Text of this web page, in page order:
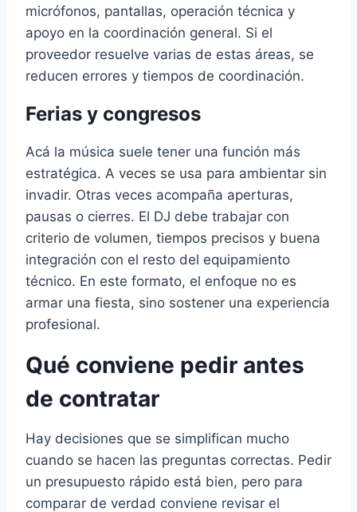
micrófonos, pantallas, operación técnica y
apoyo en la coordinación general. Si el
proveedor resuelve varias de estas áreas, se
reducen errores y tiempos de coordinación.
Ferias y congresos
Acá la música suele tener una función más
estratégica. A veces se usa para ambientar sin
invadir. Otras veces acompaña aperturas,
pausas o cierres. El DJ debe trabajar con
criterio de volumen, tiempos precisos y buena
integración con el resto del equipamiento
técnico. En este formato, el enfoque no es
armar una fiesta, sino sostener una experiencia
profesional.
Qué conviene pedir antes
de contratar
Hay decisiones que se simplifican mucho
cuando se hacen las preguntas correctas. Pedir
un presupuesto rápido está bien, pero para
comparar de verdad conviene revisar el